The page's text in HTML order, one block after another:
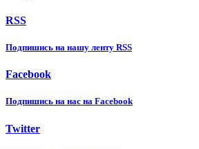
RSS
Подпишиcь на нашу ленту RSS
Facebook
Подпишиcь на нас на Facebook
Twitter